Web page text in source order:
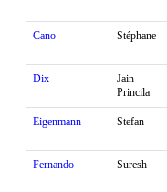
Cano Stéphane
Dix
Jain
Princila
Eigenmann Stefan
Fernando Suresh